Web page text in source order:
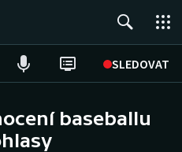
SLEDOVAT
baseballu